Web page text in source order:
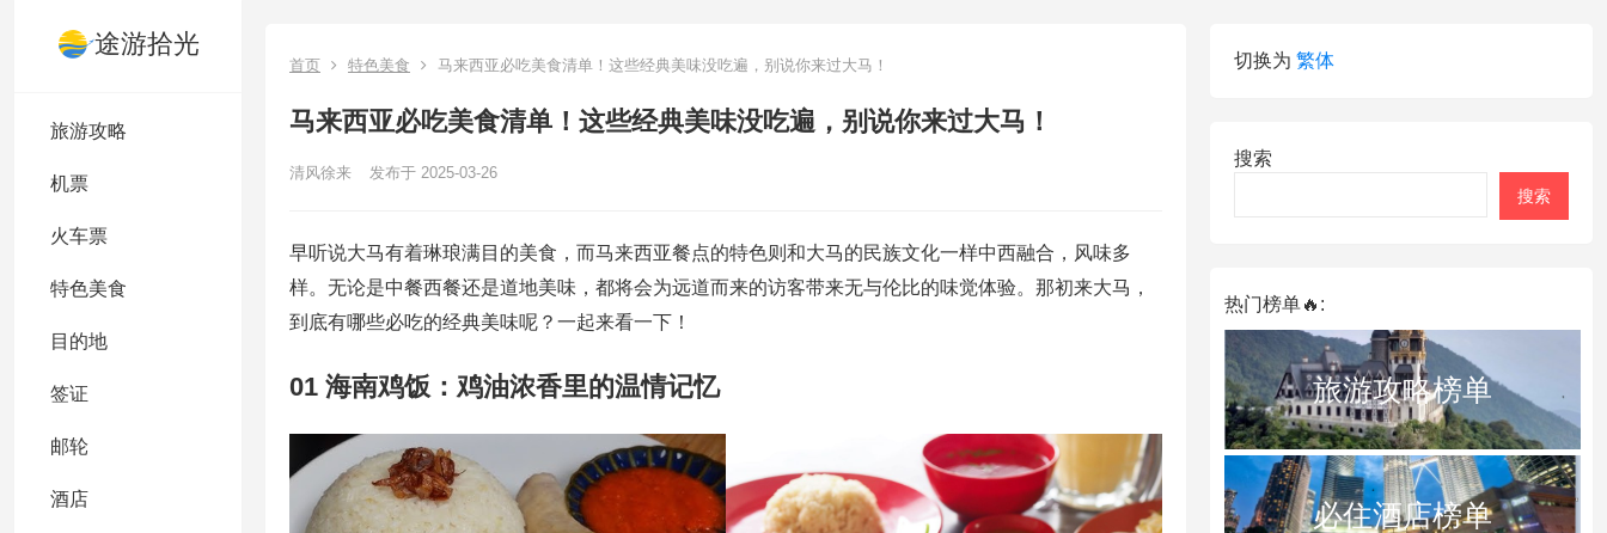
途游拾光
旅游攻略
机票
火车票
特色美食
目的地
签证
邮轮
酒店
首页 特色美食 马来西亚必吃美食清单！这些经典美味没吃遍，别说你来过大马！
马来西亚必吃美食清单！这些经典美味没吃遍，别说你来过大马！
清风徐来 发布于 2025-03-26
早听说大马有着琳琅满目的美食，而马来西亚餐点的特色则和大马的民族文化一样中西融合，风味多
样。无论是中餐西餐还是道地美味，都将会为远道而来的访客带来无与伦比的味觉体验。那初来大马，
到底有哪些必吃的经典美味呢？一起来看一下！
01 海南鸡饭：鸡油浓香里的温情记忆
切换为 繁体
搜索
搜索
热门榜单🔥:
旅游攻略榜单
必住酒店榜单